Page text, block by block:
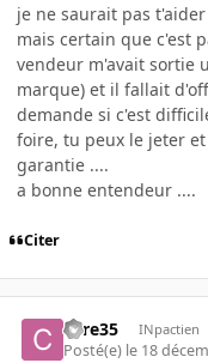
je ne saurait pas t'aider
mais certain que c'est
vendeur m'avait sortie
marque) et il fallait
demande si c'est
foire, tu peux le jeter
garantie ....
a bonne entendeur ....
Citer
core35 INpactien
Posté(e) le 18